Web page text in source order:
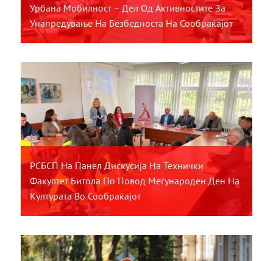
Урбана Мобилност – Дел Од Активностите За
Унапредување На Безбедноста На Сообраќајот
РСБСП На Панел Дискусија На Технички
Факултет Битола По Повод Меѓународен Ден На
Културата Во Сообраќајот